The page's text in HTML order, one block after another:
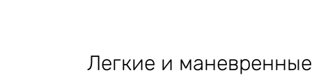
Легкие и маневренные